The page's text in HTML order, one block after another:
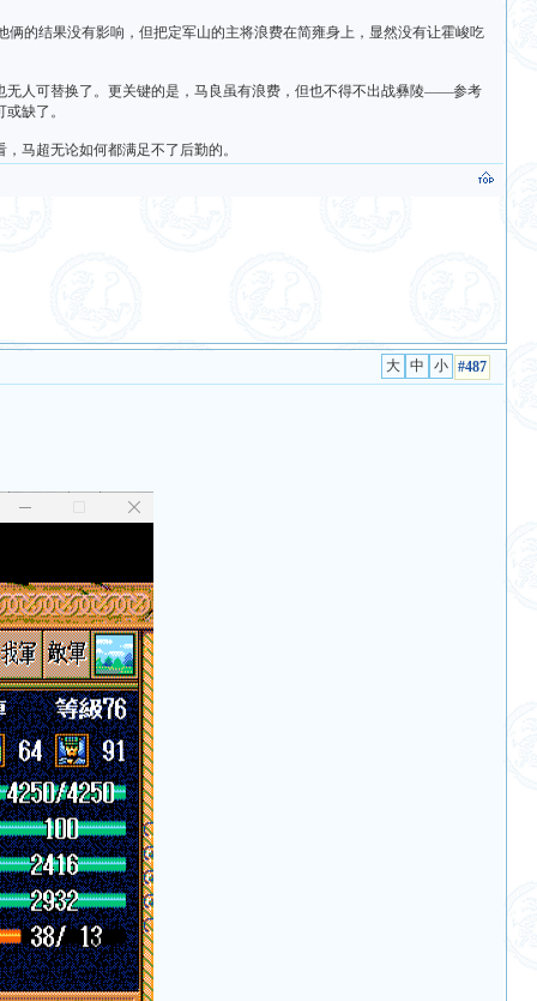
的结果没有影响，但把定军山的主将浪费在简雍身上，显然没有让霍峻吃
无人可替换了。更关键的是，马良虽有浪费，但也不得不出战彝陵——参考
缺了。
马超无论如何都满足不了后勤的。
#487